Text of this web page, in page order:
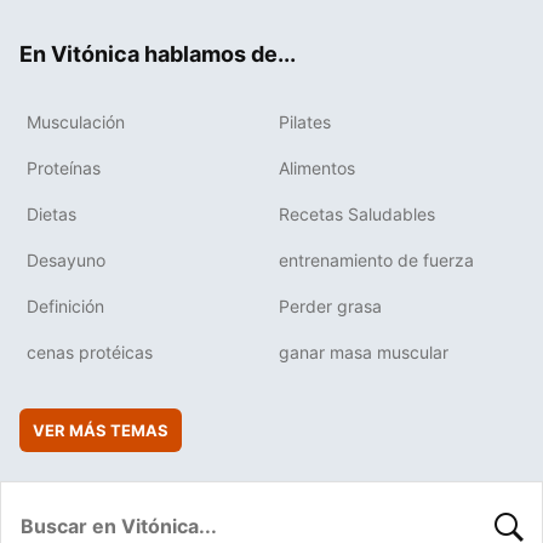
En Vitónica hablamos de...
Musculación Pilates
Proteínas Alimentos
Dietas Recetas Saludables
Desayuno entrenamiento de fuerza
Definición Perder grasa
cenas protéicas ganar masa muscular
VER MÁS TEMAS